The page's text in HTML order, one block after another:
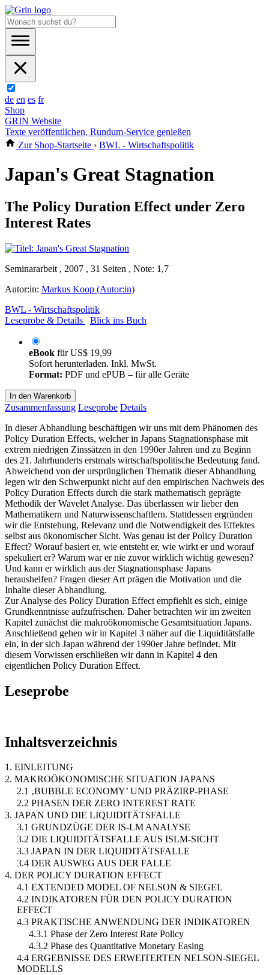
de en es fr
Shop
GRIN Website
Texte veröffentlichen, Rundum-Service genießen
Zur Shop-Startseite › BWL - Wirtschaftspolitik
Japan's Great Stagnation
The Policy Duration Effect under Zero
Interest Rates
Seminararbeit , 2007 , 31 Seiten , Note: 1,7
Autor:in: Markus Koop (Autor:in)
BWL - Wirtschaftspolitik
Leseprobe & Details
Blick ins Buch
eBook fürUS$ 19,99
Sofort herunterladen. Inkl. MwSt.
Format: PDF und ePUB – für alle Geräte
In den Warenkorb
Zusammenfassung Leseprobe Details
In dieser Abhandlung beschäftigen wir uns mit dem Phänomen des
Policy Duration Effects, welcher in Japans Stagnationsphase mit
extrem niedrigen Zinssätzen in den 1990er Jahren und zu Beginn
des 21. Jahrhunderts erstmals wirtschaftspolitische Bedeutung fand.
Abweichend von der ursprünglichen Thematik dieser Abhandlung
legen wir den Schwerpunkt nicht auf den empirischen Nachweis des
Policy Duration Effects durch die stark mathematisch geprägte
Methodik der Wavelet Analyse. Das überlassen wir lieber den
Mathematikern und Naturwissenschaftlern. Stattdessen ergründen
wir die Entstehung, Relevanz und die Notwendigkeit des Effektes
selbst aus ökonomischer Sicht. Was genau ist der Policy Duration
Effect? Worauf basiert er, wie entsteht er, wie wirkt er und worauf
spekuliert er? Warum war er nie zuvor wirklich wichtig gewesen?
Und kann er wirklich aus der Stagnationsphase Japans
heraushelfen? Fragen dieser Art prägen die Motivation und die
Inhalte dieser Abhandlung.
Zur Analyse des Policy Duration Effect empfiehlt es sich, einige
Grundkenntnisse aufzufrischen. Daher betrachten wir im zweiten
Kapitel zunächst die makroökonomische Gesamtsituation Japans.
Anschließend gehen wir in Kapitel 3 näher auf die Liquiditätsfalle
ein, in der sich Japan während der 1990er Jahre befindet. Mit
diesem Vorwissen erschließen wir dann in Kapitel 4 den
eigentlichen Policy Duration Effect.
Leseprobe
Inhaltsverzeichnis
1. EINLEITUNG
2. MAKROÖKONOMISCHE SITUATION JAPANS
2.1 ‚BUBBLE ECONOMY’ UND PRÄZIRP-PHASE
2.2 PHASEN DER ZERO INTEREST RATE
3. JAPAN UND DIE LIQUIDITÄTSFALLE
3.1 GRUNDZÜGE DER IS-LM ANALYSE
3.2 DIE LIQUIDITÄTSFALLE AUS ISLM-SICHT
3.3 JAPAN IN DER LIQUIDITÄTSFALLE
3.4 DER AUSWEG AUS DER FALLE
4. DER POLICY DURATION EFFECT
4.1 EXTENDED MODEL OF NELSON & SIEGEL
4.2 INDIKATOREN FÜR DEN POLICY DURATION
EFFECT
4.3 PRAKTISCHE ANWENDUNG DER INDIKATOREN
4.3.1 Phase der Zero Interest Rate Policy
4.3.2 Phase des Quantitative Monetary Easing
4.4 ERGEBNISSE DES ERWEITERTEN NELSON-SIEGEL
MODELLS